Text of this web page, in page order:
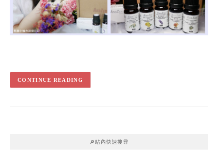
CONTINUE READING
🔎站內快速搜尋